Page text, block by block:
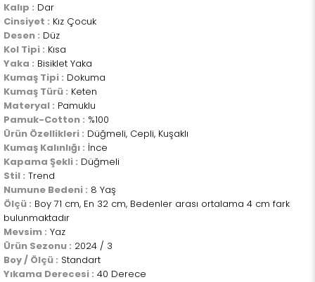
Kalıp : Dar
Cinsiyet : Kız Çocuk
Desen : Düz
Kol Tipi : Kısa
Yaka : Bisiklet Yaka
Kumaş Tipi : Dokuma
Kumaş Türü : Keten
Materyal : Pamuklu
Pamuk-Cotton : %100
Ürün Özellikleri : Düğmeli, Cepli, Kuşaklı
Kumaş Kalınlığı : İnce
Kapama Şekli : Düğmeli
Stil : Trend
Numune Bedeni : 8 Yaş
Ölçü : Boy 71 cm, En 32 cm, Bedenler arası ortalama 4 cm fark
bulunmaktadır
Mevsim : Yaz
Ürün Sezonu : 2024 / 3
Boy / Ölçü : Standart
Yıkama Derecesi : 40 Derece